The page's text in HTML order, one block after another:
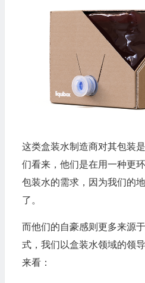
这类盒装水制造商对其包装
们看来，他们是在用一种更
包装水的需求，因为我们的
了。
而他们的自豪感则更多来源
式，我们以盒装水领域的领
来看：